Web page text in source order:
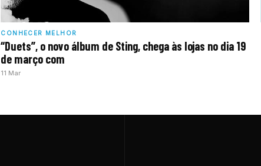
CONHECER MELHOR
“Duets”, o novo álbum de Sting, chega às lojas no dia 19
de março com
11 Mar